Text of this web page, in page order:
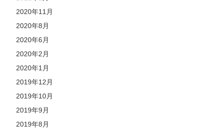
2020年11月
2020年8月
2020年6月
2020年2月
2020年1月
2019年12月
2019年10月
2019年9月
2019年8月